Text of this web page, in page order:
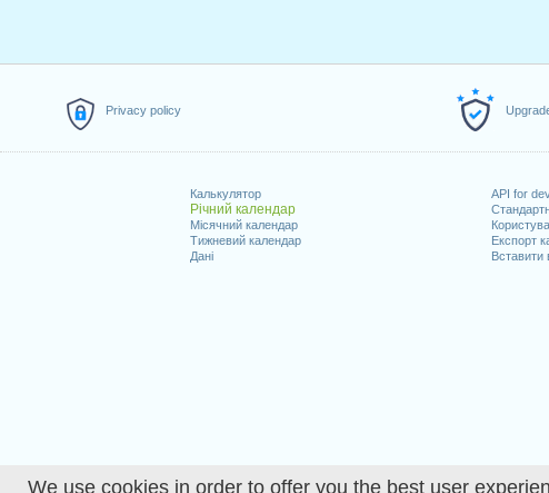
We use cookies in order to offer you the best user
Privacy policy
Калькулятор
Річний календар
Місячний календар
Тижневий календар
Дані
API for
Експорт
Вставити